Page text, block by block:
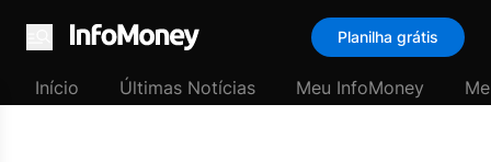
Menu
Planilha grátis
Início Últimas Notícias Meu InfoMoney